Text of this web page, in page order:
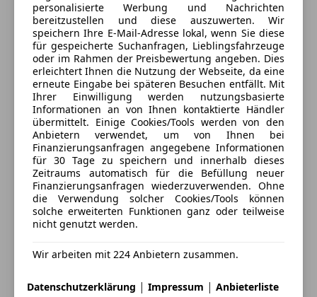
Kontakt
Automobile Swoboda
Alle Fahrzeuge des Anbieters
Anbieter kontaktieren
Deine Nachricht
personalisierte Werbung und Nachrichten
bereitzustellen und diese auszuwerten. Wir
speichern Ihre E-Mail-Adresse lokal, wenn Sie diese
für gespeicherte Suchanfragen, Lieblingsfahrzeuge
oder im Rahmen der Preisbewertung angeben. Dies
erleichtert Ihnen die Nutzung der Webseite, da eine
erneute Eingabe bei späteren Besuchen entfällt. Mit
Ihrer Einwilligung werden nutzungsbasierte
Informationen an von Ihnen kontaktierte Händler
übermittelt. Einige Cookies/Tools werden von den
Anbietern verwendet, um von Ihnen bei
Finanzierungsanfragen angegebene Informationen
für 30 Tage zu speichern und innerhalb dieses
Zeitraums automatisch für die Befüllung neuer
Finanzierungsanfragen wiederzuverwenden. Ohne
die Verwendung solcher Cookies/Tools können
solche erweiterten Funktionen ganz oder teilweise
nicht genutzt werden.
Wir arbeiten mit 224 Anbietern zusammen.
Datenschutzerklärung | Impressum | Anbieterliste